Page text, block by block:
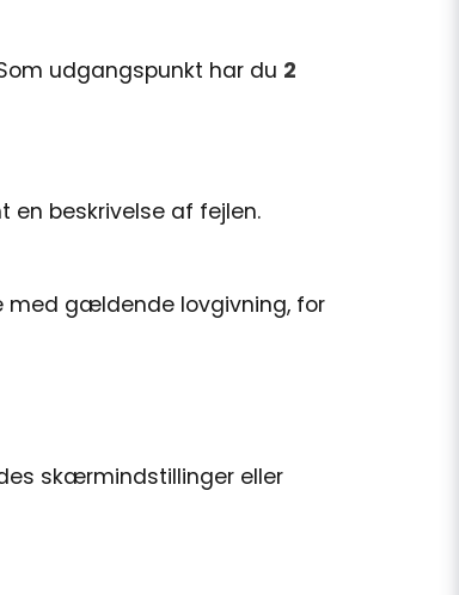
udgangspunkt har du 2
en beskrivelse af fejlen.
med gældende lovgivning, for
skærmindstillinger eller